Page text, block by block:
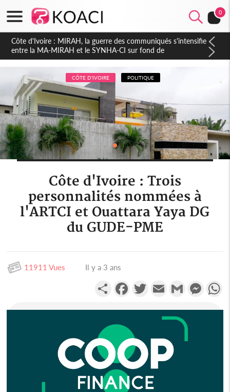
0
Côte d'Ivoire : Indépendance 2026, Thiam plaide pour un
environnement démocratique plus apaisé
CÔTE D'IVOIRE POLITIQUE
Côte d'Ivoire : Trois
personnalités nommées à
l'ARTCI et Ouattara Yaya DG
du GUDE-PME
11911 Vues Il y a 3 ans
PartagerFacebookTwitterEmail Gmail